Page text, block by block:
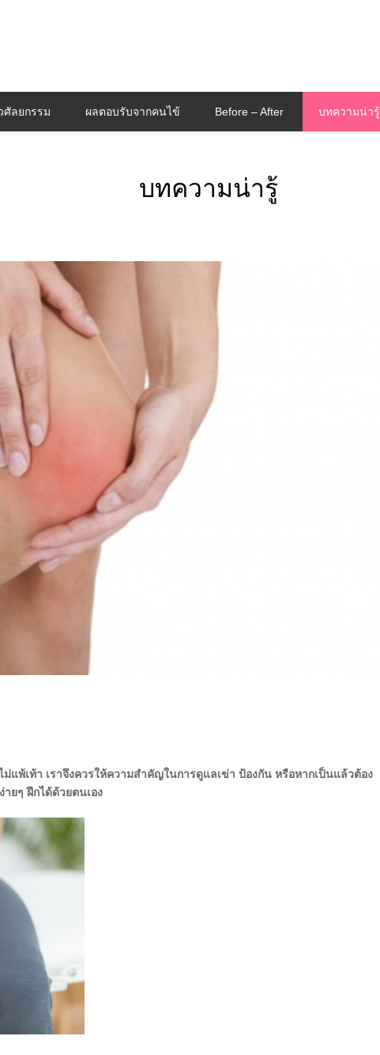
ศัลยกรรม ผลตอบรับจากคนไข้ Before – After บทความน่ารู้
บทความน่ารู้
แพ้เท้า เราจึงควรให้ความสำคัญในการดูแลเข่า ป้องกัน หรือหากเป็นแล้วต้อง
ยๆ ฝึกได้ด้วยตนเอง